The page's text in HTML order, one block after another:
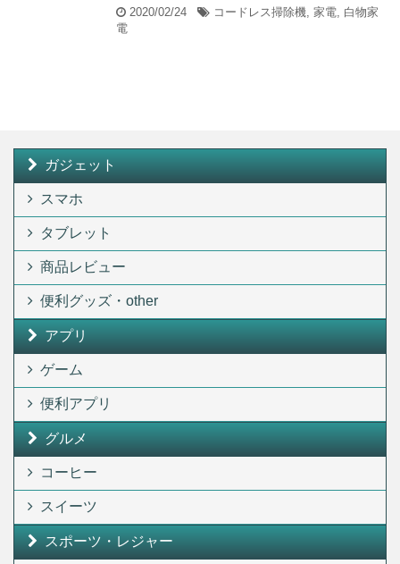
2020/02/24 コードレス掃除機 家電 白物家
電
ガジェット
スマホ
タブレット
商品レビュー
便利グッズ・other
アプリ
ゲーム
便利アプリ
グルメ
コーヒー
スイーツ
スポーツ・レジャー